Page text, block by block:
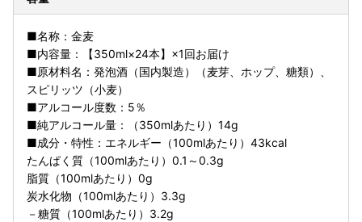
■名称：金麦
■内容量：【350ml×24本】×1回お届け
■原材料名：発泡酒（国内製造）（麦芽、ホップ、糖類）、
スピリッツ（小麦）
■アルコール度数：5％
■純アルコール量：（350mlあたり）14g
■成分・特性：エネルギー（100mlあたり）43kcal
たんぱく質（100mlあたり）0.1～0.3g
脂質（100mlあたり）0g
炭水化物（100mlあたり）3.3g
－糖質（100mlあたり）3.2g